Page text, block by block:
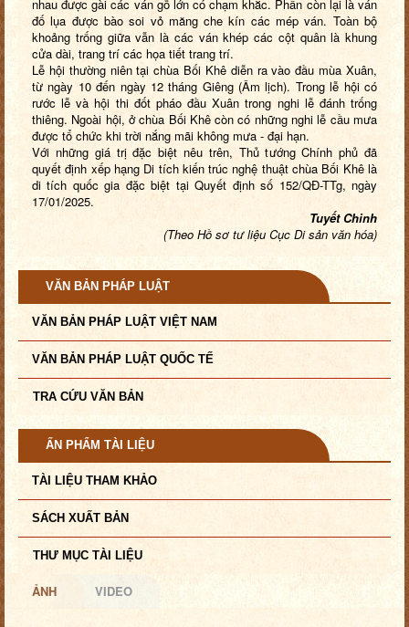
nhau được gài các ván gỗ lớn có chạm khắc. Phần còn lại là ván
đố lụa được bào soi vỏ măng che kín các mép ván. Toàn bộ
khoảng trống giữa vẫn là các ván khép các cột quân là khung
cửa dài, trang trí các họa tiết trang trí.
Lễ hội thường niên tại chùa Bối Khê diễn ra vào đầu mùa Xuân,
từ ngày 10 đến ngày 12 tháng Giêng (Âm lịch). Trong lễ hội có
rước lễ và hội thi đốt pháo đầu Xuân trong nghi lễ đánh trống
thiêng. Ngoài hội, ở chùa Bối Khê còn có những nghi lễ cầu mưa
được tổ chức khi trời nắng mãi không mưa - đại hạn.
Với những giá trị đặc biệt nêu trên, Thủ tướng Chính phủ đã
quyết định xếp hạng Di tích kiến trúc nghệ thuật chùa Bối Khê là
di tích quốc gia đặc biệt tại Quyết định số 152/QĐ-TTg, ngày
17/01/2025.
Tuyết Chinh
(Theo Hồ sơ tư liệu Cục Di sản văn hóa)
VĂN BẢN PHÁP LUẬT
VĂN BẢN PHÁP LUẬT VIỆT NAM
VĂN BẢN PHÁP LUẬT QUỐC TẾ
TRA CỨU VĂN BẢN
ẤN PHẨM TÀI LIỆU
TÀI LIỆU THAM KHẢO
SÁCH XUẤT BẢN
THƯ MỤC TÀI LIỆU
ẢNH VIDEO